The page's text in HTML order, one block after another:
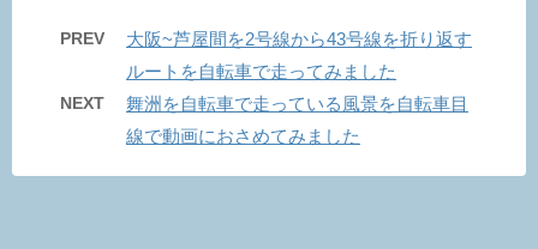
PREV
大阪~芦屋間を2号線から43号線を折り返す
ルートを自転車で走ってみました
NEXT
舞洲を自転車で走っている風景を自転車目
線で動画におさめてみました